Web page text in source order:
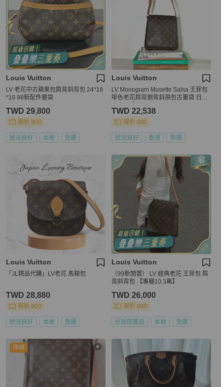
Louis Vuitton
LV 老花中古蘋果包肩背斜背包 24*18
*10 98新配件塵袋
TWD 29,800
現折 800
狀況良好 本地 免運
Louis Vuitton
LV Monogram Musette Salsa 王菲包
啡色老花肩背側背斜孭包古董袋 日出
TWD 22,538
現折 800
狀況良好 香港 免運
Louis Vuitton
「JL精品代購」LV老花 馬鞍包
TWD 28,880
現折 800
狀況良好 本地 免運
Louis Vuitton
（99新閒置） LV 經典老花 王菲包 肩
背斜背包 【專櫃10.3萬】
TWD 26,000
現折 800
近新閒置品 本地 免運
降價